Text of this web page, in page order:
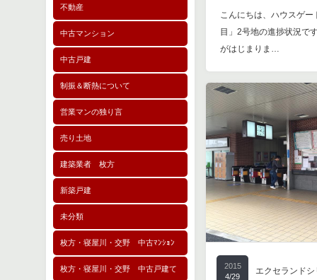
不動産
中古マンション
中古戸建
制振＆断熱について
営業マンの独り言
売り土地
建築業者 枚方
新築戸建
未分類
枚方・寝屋川・交野 中古ﾏﾝｼｮﾝ
枚方・寝屋川・交野 中古戸建て
こんにちは、ハウスゲ
目」2号地の進捗状況で
がはじまりま…
2015
4/29
エクセランドシ